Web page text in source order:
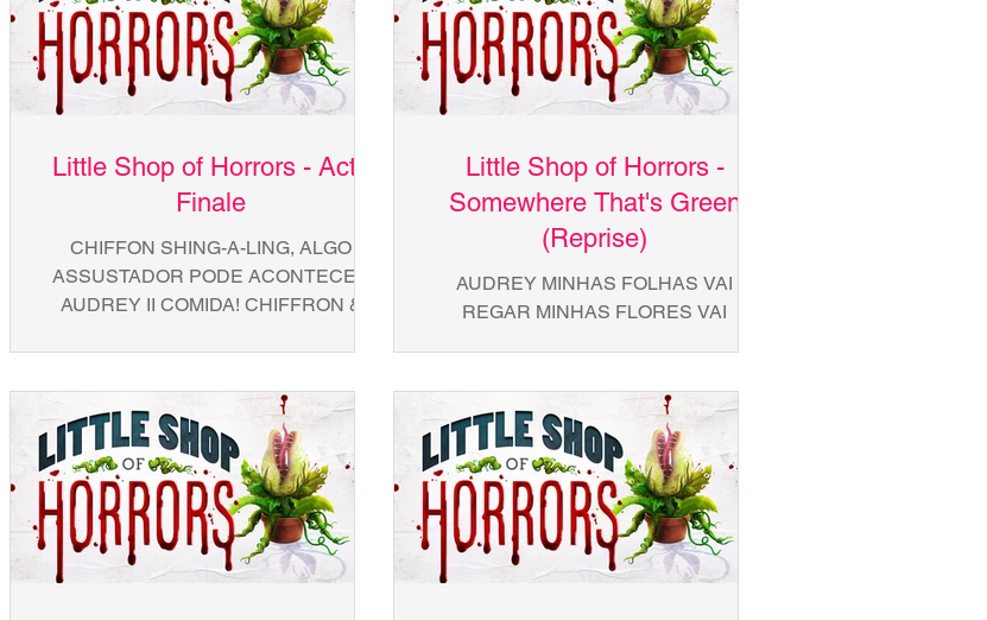
Little Shop of Horrors - Act I
Finale
CHIFFON SHING-A-LING, ALGO
ASSUSTADOR PODE ACONTECER
AUDREY II COMIDA! CHIFFRON &
Little Shop of Horrors -
Somewhere That's Green
(Reprise)
AUDREY MINHAS FOLHAS VAI
REGAR MINHAS FLORES VAI
ESTRANHO EU ME SENTIR FELIZ...